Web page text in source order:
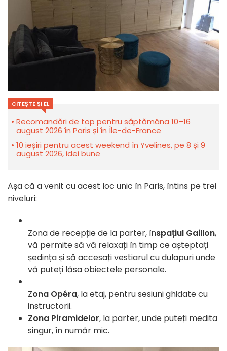
CITEȘTE ȘI EL
Recomandări de top pentru săptămâna 10–16
august 2026 în Paris și în Île-de-France
10 ieșiri pentru acest weekend în Yvelines, pe 8 și 9
august 2026, idei bune
Așa că a venit cu acest loc unic în Paris, întins pe trei
niveluri:
Zona de recepție de la parter, înspațiul Gaillon,
vă permite să vă relaxați în timp ce așteptați
ședința și să accesați vestiarul cu dulapuri unde
vă puteți lăsa obiectele personale.
Zona Opéra, la etaj, pentru sesiuni ghidate cu
instructorii.
Zona Piramidelor, la parter, unde puteți medita
singur, în număr mic.